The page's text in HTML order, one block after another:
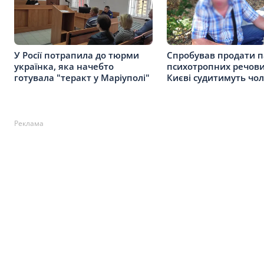
У Росії потрапила до тюрми
українка, яка начебто
готувала "теракт у Маріуполі"
Спробував продати
психотропних
Києві судитимуть
Реклама